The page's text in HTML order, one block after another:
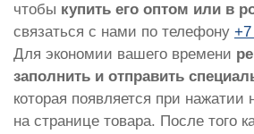
чтобы купить его оптом или в
связаться с нами по телефону +7
Для экономии вашего времени
заполнить и отправить
которая появляется при нажатии
на странице товара. После того